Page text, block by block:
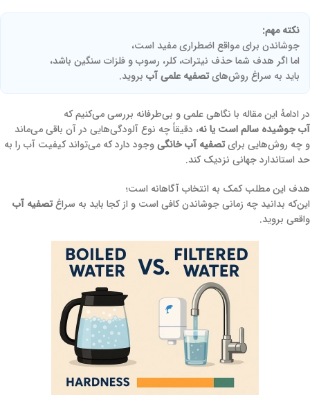
نکته مهم:
جوشاندن برای مواقع اضطراری مفید است،
اما اگر هدف شما حذف نیترات، کلر، رسوب و فلزات سنگین باشد،
باید به سراغ روش‌هایتصفیه علمی آب بروید.
در ادامهٔ این مقاله با نگاهی علمی و بی‌طرفانه بررسی می‌کنیم که
آب جوشیده سالم است یا نه، دقیقاً چه نوع آلودگی‌هایی در آن باقی می‌ماند
و چه روش‌هایی برایتصفیه آب خانگیوجود دارد که می‌تواند کیفیت آب را به
حد استاندارد جهانی نزدیک کند.
هدف این مطلب کمک به انتخاب آگاهانه‌ است؛
این‌که بدانید چه زمانی جوشاندن کافی است و از کجا باید به سراغتصفیه آب
واقعی بروید.